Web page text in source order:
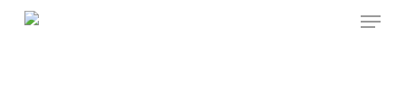
Skip
Menu